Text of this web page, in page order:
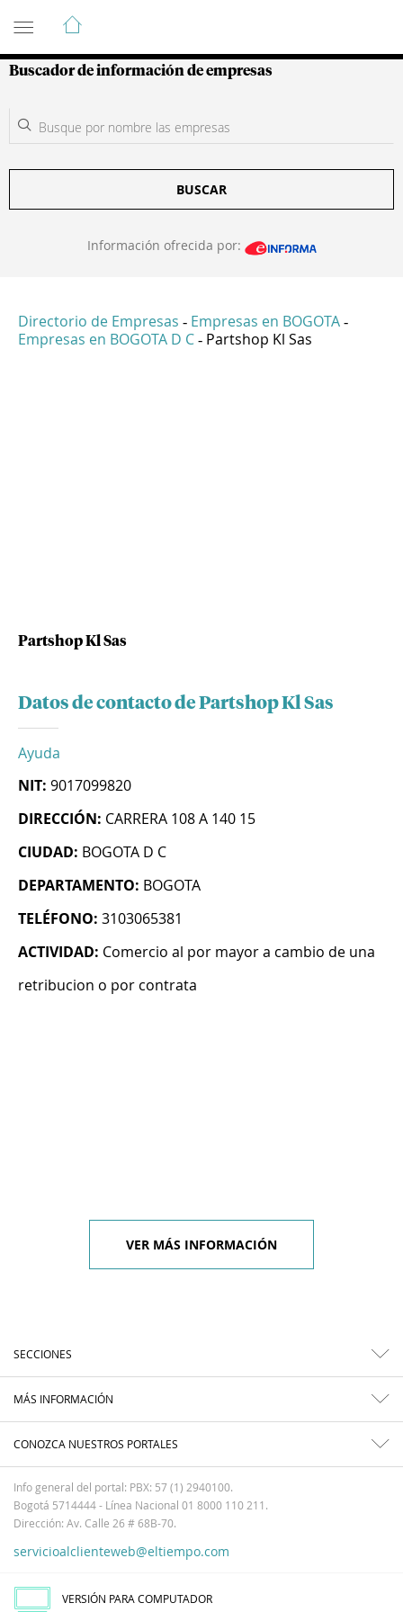
Guía de Empresas Colombianas
Buscador de información de empresas
BUSCAR
Información ofrecida por:
Directorio de Empresas - Empresas en BOGOTA -
Empresas en BOGOTA D C - Partshop Kl Sas
Partshop Kl Sas
Datos de contacto de Partshop Kl Sas
Ayuda
NIT: 9017099820
DIRECCIÓN: CARRERA 108 A 140 15
CIUDAD: BOGOTA D C
DEPARTAMENTO: BOGOTA
TELÉFONO: 3103065381
ACTIVIDAD: Comercio al por mayor a cambio de una
retribucion o por contrata
VER MÁS INFORMACIÓN
SECCIONES
MÁS INFORMACIÓN
CONOZCA NUESTROS PORTALES
Info general del portal: PBX: 57 (1) 2940100.
Bogotá 5714444 - Línea Nacional 01 8000 110 211.
Dirección: Av. Calle 26 # 68B-70.
servicioalclienteweb@eltiempo.com
VERSIÓN PARA COMPUTADOR